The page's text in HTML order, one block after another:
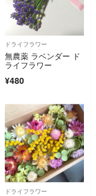
ドライフラワー
無農薬 ラベンダー ド
ライフラワー
¥480
ドライフラワー